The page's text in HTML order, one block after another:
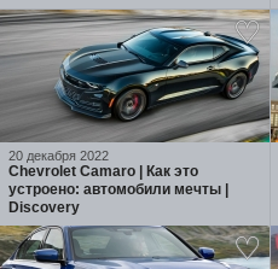
20 декабря 2022
Chevrolet Camaro | Как это
устроено: автомобили мечты |
Discovery